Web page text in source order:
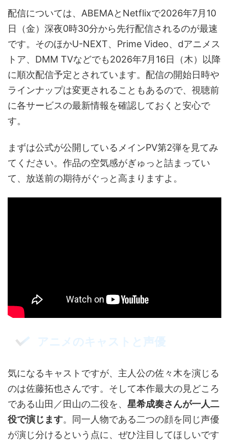
配信については、ABEMAとNetflixで2026年7月10
日（金）深夜0時30分から先行配信されるのが最速
です。そのほかU-NEXT、Prime Video、dアニメス
トア、DMM TVなどでも2026年7月16日（木）以降
に順次配信予定とされています。配信の開始日時や
ラインナップは変更されることもあるので、視聴前
に各サービスの最新情報を確認しておくと安心で
す。
まずは公式が公開しているメインPV第2弾を見てみ
てください。作品の空気感がぎゅっと詰まってい
て、放送前の期待がぐっと高まりますよ。
アニメのキャストと声優
気になるキャストですが、主人公の佐々木を演じる
のは佐藤拓也さんです。そして本作最大の見どころ
である山田／田山の二役を、 星希成奏さんが一人二
役で演じます。同一人物である二つの顔を同じ声優
が演じ分けるという点に、ぜひ注目してほしいです